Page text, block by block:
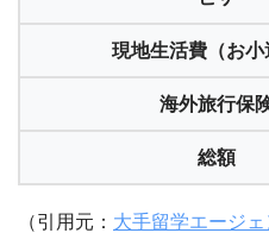
現地生活費（お小
海外旅行保
総額
（引用元： 大手留学エージェ